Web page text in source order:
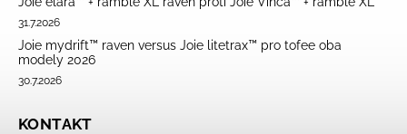
31.7.2026
Joie mydrift™ raven versus Joie litetrax™ pro tofee oba
modely 2026
30.7.2026
KONTAKT